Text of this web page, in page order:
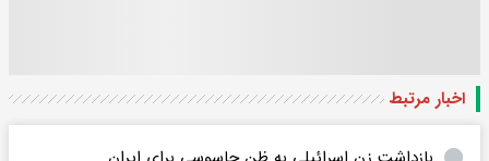
اخبار مرتبط